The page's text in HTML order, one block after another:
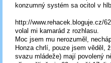
konzumný systém sa ocitol v
http://www.rehacek.bloguje.cz/
volal mi kamarád z rozhlasu.
Moc jsem mu nerozuměl,
Honza chrlí, pouze jsem věděl,
svazu mládeže) mají povolený